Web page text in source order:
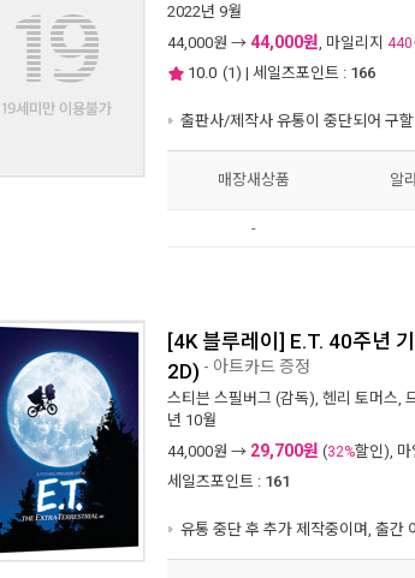
2022년 9월
44,000원 → 44,000원, 마일리지 440
10.0 (1) | 세일즈포인트 : 166
출판사/제작사 유통이 중단되어 구
매장새상품 알
-
[4K 블루레이] E.T. 40주년
2D) - 아트카드 증정
스티븐 스필버그 (감독), 헨리 토머스
년 10월
44,000원 → 29,700원 (32%할인), 마
세일즈포인트 : 161
유통 중단 후 추가 제작중이며, 출간